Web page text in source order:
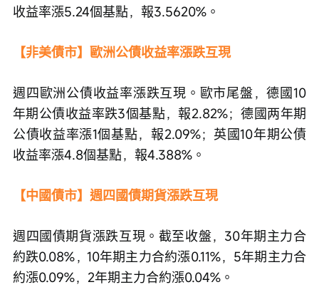
收益率漲5.24個基點，報3.5620%。
【非美債市】歐洲公債收益率漲跌互現
週四歐洲公債收益率漲跌互現。歐市尾盤，德國10
年期公債收益率跌3個基點，報2.82%；德國两年期
公債收益率漲1個基點，報2.09%；英國10年期公債
收益率漲4.8個基點，報4.388%。
【中國債市】週四國債期貨漲跌互現
週四國債期貨漲跌互現。截至收盤，30年期主力合
約跌0.08%，10年期主力合約漲0.11%，5年期主力合
約漲0.09%，2年期主力合約漲0.04%。